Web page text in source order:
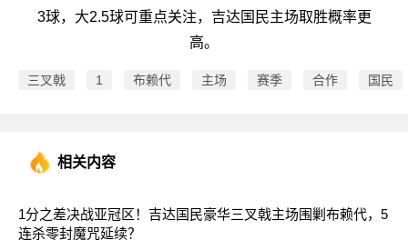
3球，大2.5球可重点关注，吉达国民主场取胜概率更
高。
三叉戟 1 布赖代 主场 赛季 合作 国民
相关内容
1分之差决战亚冠区！吉达国民豪华三叉戟主场围剿布赖代，5
连杀零封魔咒延续？